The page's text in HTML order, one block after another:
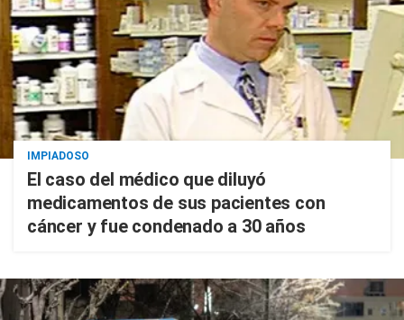
IMPIADOSO
El caso del médico que diluyó
medicamentos de sus pacientes con
cáncer y fue condenado a 30 años